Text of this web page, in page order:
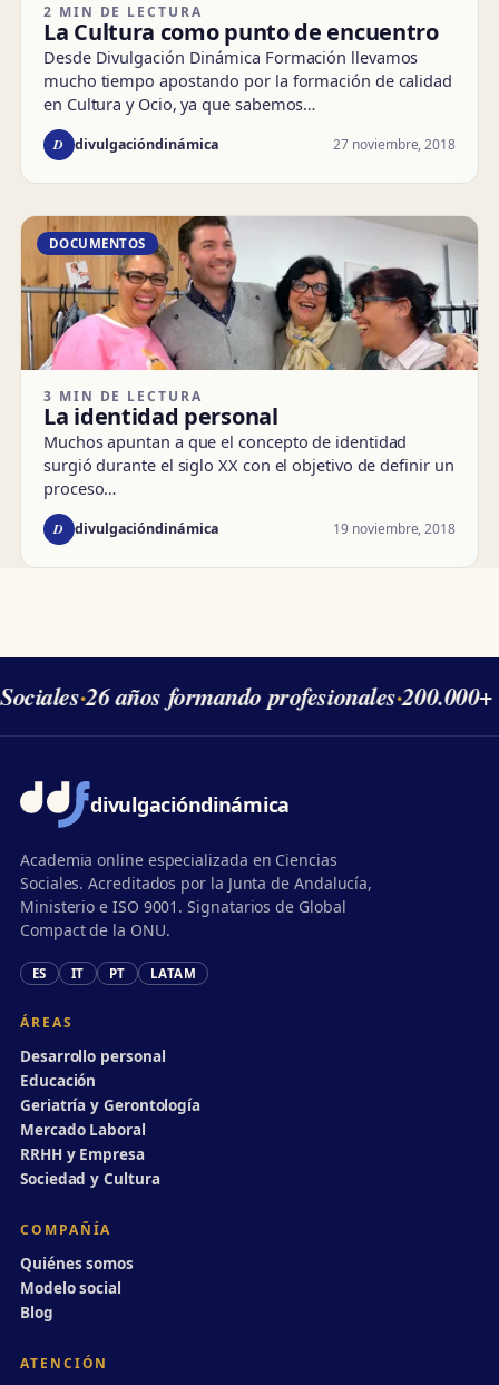
2 MIN DE LECTURA
La Cultura como punto de encuentro
Desde Divulgación Dinámica Formación llevamos
mucho tiempo apostando por la formación de calidad
en Cultura y Ocio, ya que sabemos…
D divulgacióndinámica 27 noviembre, 2018
DOCUMENTOS
3 MIN DE LECTURA
La identidad personal
Muchos apuntan a que el concepto de identidad
surgió durante el siglo XX con el objetivo de definir un
proceso…
D divulgacióndinámica 19 noviembre, 2018
·26 años formando profesionales·200.000+
divulgacióndinámica
Academia online especializada en Ciencias
Sociales. Acreditados por la Junta de Andalucía,
Ministerio e ISO 9001. Signatarios de Global
Compact de la ONU.
ES IT PT LATAM
ÁREAS
Desarrollo personal
Educación
Geriatría y Gerontología
Mercado Laboral
RRHH y Empresa
Sociedad y Cultura
COMPAÑÍA
Quiénes somos
Modelo social
Blog
ATENCIÓN